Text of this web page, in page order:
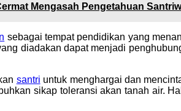
Mengasah Pengetahuan
sebagai tempat pendidikan yang
diadakan dapat menjadi
santri untuk menghargai dan
sikap toleransi akan tanah air.